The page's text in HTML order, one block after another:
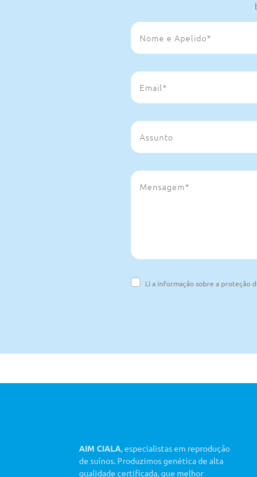
Li a informação sobre a proteção
AIM CIALA, especialistas em reprodução
de suínos. Produzimos genética de alta
qualidade certificada, que melhor